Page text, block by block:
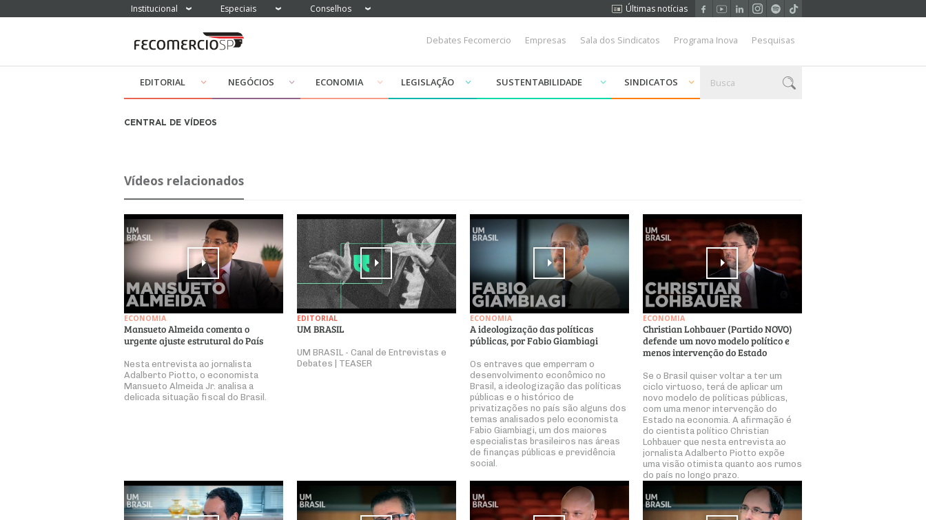
Institucional Especiais Conselhos Últimas notícias
Debates Fecomercio Empresas Sala dos Sindicatos Programa Inova Pesquisas
EDITORIAL NEGÓCIOS ECONOMIA LEGISLAÇÃO SUSTENTABILIDADE SINDICATOS
CENTRAL DE VÍDEOS
Vídeos relacionados
ECONOMIA
Mansueto Almeida comenta o
urgente ajuste estrutural do País
Nesta entrevista ao jornalista
Adalberto Piotto, o economista
Mansueto Almeida Jr. analisa a
delicada situação fiscal do Brasil.
EDITORIAL
UM BRASIL
UM BRASIL - Canal de Entrevistas e
Debates | TEASER
ECONOMIA
A ideologização das políticas
públicas, por Fabio Giambiagi
Os entraves que emperram o
desenvolvimento econômico no
Brasil, a ideologização das políticas
públicas e o histórico de
privatizações no país são alguns dos
temas analisados pelo economista
Fabio Giambiagi, um dos maiores
especialistas brasileiros nas áreas
de finanças públicas e previdência
social.
ECONOMIA
Christian Lohbauer (Partido NOVO)
defende um novo modelo político e
menos intervenção do Estado
Se o Brasil quiser voltar a ter um
ciclo virtuoso, terá de aplicar um
novo modelo de políticas públicas,
com uma menor intervenção do
Estado na economia. A afirmação é
do cientista político Christian
Lohbauer que nesta entrevista ao
jornalista Adalberto Piotto expõe
uma visão otimista quanto aos rumos
do país no longo prazo.